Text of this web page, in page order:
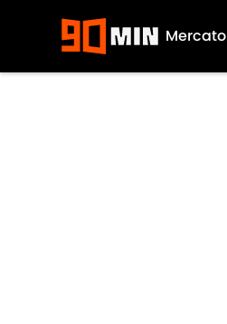
Mercato